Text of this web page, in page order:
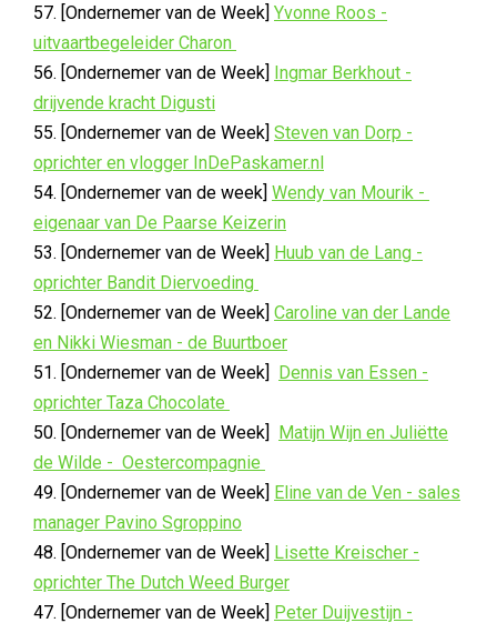
57. [Ondernemer van de Week] Yvonne Roos -
uitvaartbegeleider Charon
56. [Ondernemer van de Week] Ingmar Berkhout -
drijvende kracht Digusti
55. [Ondernemer van de Week] Steven van Dorp -
oprichter en vlogger InDePaskamer.nl
54. [Ondernemer van de week] Wendy van Mourik -
eigenaar van De Paarse Keizerin
53. [Ondernemer van de Week] Huub van de Lang -
oprichter Bandit Diervoeding
52. [Ondernemer van de Week] Caroline van der Lande
en Nikki Wiesman - de Buurtboer
51. [Ondernemer van de Week] Dennis van Essen -
oprichter Taza Chocolate
50. [Ondernemer van de Week] Matijn Wijn en Juliëtte
de Wilde - Oestercompagnie
49. [Ondernemer van de Week] Eline van de Ven - sales
manager Pavino Sgroppino
48. [Ondernemer van de Week] Lisette Kreischer -
oprichter The Dutch Weed Burger
47. [Ondernemer van de Week] Peter Duijvestijn -